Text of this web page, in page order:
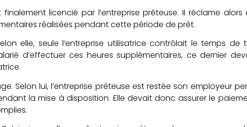
licencié par l’entreprise prêteuse. Il réclame alors
réalisées pendant cette période de prêt.
elle, seule l’entreprise utilisatrice contrôlait le temps de
d’effectuer ces heures supplémentaires, ce dernier
Selon lui, l’entreprise prêteuse est restée son employeur
la mise à disposition. Elle devait donc assurer le